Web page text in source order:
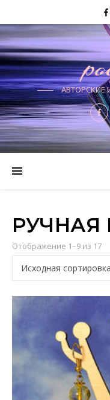
АВТОРСКИЕ
РУЧНАЯ
Отображение 1–9 из 17